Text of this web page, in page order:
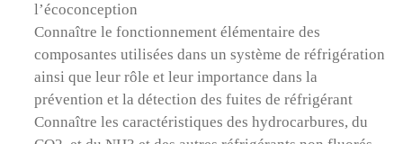
l’écoconception
Connaître le fonctionnement élémentaire des
composantes utilisées dans un système de réfrigération
ainsi que leur rôle et leur importance dans la
prévention et la détection des fuites de réfrigérant
Connaître les caractéristiques des hydrocarbures, du